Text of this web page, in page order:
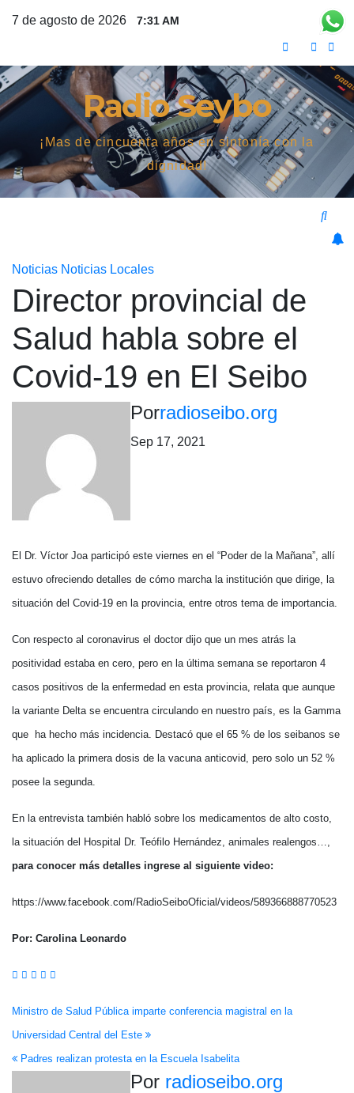
7 de agosto de 2026 7:31 AM
Radio Seybo
¡Mas de cincuenta años en sintonía con la
dignidad!
Noticias Noticias Locales
Director provincial de
Salud habla sobre el
Covid-19 en El Seibo
Porradioseibo.org
Sep 17, 2021
El Dr. Víctor Joa participó este viernes en el “Poder de la Mañana”, allí
estuvo ofreciendo detalles de cómo marcha la institución que dirige, la
situación del Covid-19 en la provincia, entre otros tema de importancia.
Con respecto al coronavirus el doctor dijo que un mes atrás la
positividad estaba en cero, pero en la última semana se reportaron 4
casos positivos de la enfermedad en esta provincia, relata que aunque
la variante Delta se encuentra circulando en nuestro país, es la Gamma
que ha hecho más incidencia. Destacó que el 65 % de los seibanos se
ha aplicado la primera dosis de la vacuna anticovid, pero solo un 52 %
posee la segunda.
En la entrevista también habló sobre los medicamentos de alto costo,
la situación del Hospital Dr. Teófilo Hernández, animales realengos…,
para conocer más detalles ingrese al siguiente video:
https://www.facebook.com/RadioSeiboOficial/videos/589366888770523
Por: Carolina Leonardo
Navegación
de
entradas
Ministro de Salud Pública imparte conferencia magistral en la
Universidad Central del Este
Padres realizan protesta en la Escuela Isabelita
Por radioseibo.org